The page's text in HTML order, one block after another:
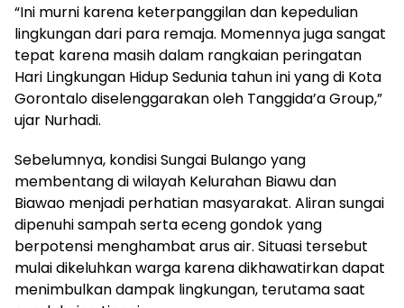
“Ini murni karena keterpanggilan dan kepedulian
lingkungan dari para remaja. Momennya juga sangat
tepat karena masih dalam rangkaian peringatan
Hari Lingkungan Hidup Sedunia tahun ini yang di Kota
Gorontalo diselenggarakan oleh Tanggida’a Group,”
ujar Nurhadi.
Sebelumnya, kondisi Sungai Bulango yang
membentang di wilayah Kelurahan Biawu dan
Biawao menjadi perhatian masyarakat. Aliran sungai
dipenuhi sampah serta eceng gondok yang
berpotensi menghambat arus air. Situasi tersebut
mulai dikeluhkan warga karena dikhawatirkan dapat
menimbulkan dampak lingkungan, terutama saat